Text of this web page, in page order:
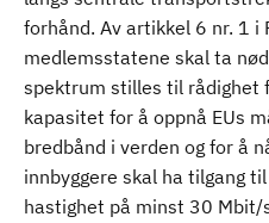
forhånd. Av artikkel 6 nr. 1 i
medlemsstatene skal ta
spektrum stilles til rådighet
kapasitet for å oppnå EUs
bredbånd i verden og for å
innbyggere skal ha tilgang
hastighet på minst 30 Mbit/